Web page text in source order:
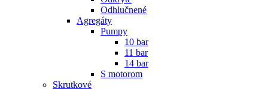
Odhlučnené
Agregáty
Pumpy
10 bar
11 bar
14 bar
S motorom
Skrutkové